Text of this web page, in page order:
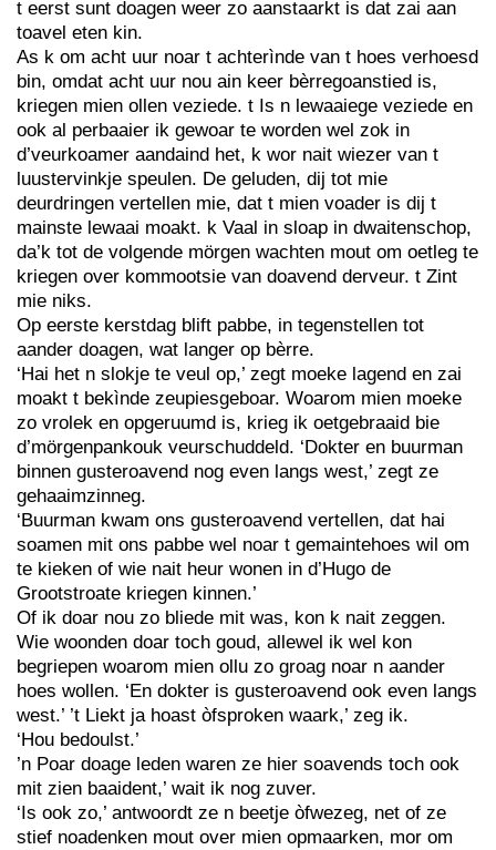
t eerst sunt doagen weer zo aanstaarkt is dat zai aan
toavel eten kin.
As k om acht uur noar t achterìnde van t hoes verhoesd
bin, omdat acht uur nou ain keer bèrregoanstied is,
kriegen mien ollen veziede. t Is n lewaaiege veziede en
ook al perbaaier ik gewoar te worden wel zok in
d’veurkoamer aandaind het, k wor nait wiezer van t
luustervinkje speulen. De geluden, dij tot mie
deurdringen vertellen mie, dat t mien voader is dij t
mainste lewaai moakt. k Vaal in sloap in dwaitenschop,
da’k tot de volgende mörgen wachten mout om oetleg te
kriegen over kommootsie van doavend derveur. t Zint
mie niks.
Op eerste kerstdag blift pabbe, in tegenstellen tot
aander doagen, wat langer op bèrre.
‘Hai het n slokje te veul op,’ zegt moeke lagend en zai
moakt t bekìnde zeupiesgeboar. Woarom mien moeke
zo vrolek en opgeruumd is, krieg ik oetgebraaid bie
d’mörgenpankouk veurschuddeld. ‘Dokter en buurman
binnen gusteroavend nog even langs west,’ zegt ze
gehaaimzinneg.
‘Buurman kwam ons gusteroavend vertellen, dat hai
soamen mit ons pabbe wel noar t gemaintehoes wil om
te kieken of wie nait heur wonen in d’Hugo de
Grootstroate kriegen kinnen.’
Of ik doar nou zo bliede mit was, kon k nait zeggen.
Wie woonden doar toch goud, allewel ik wel kon
begriepen woarom mien ollu zo groag noar n aander
hoes wollen. ‘En dokter is gusteroavend ook even langs
west.’ ’t Liekt ja hoast òfsproken waark,’ zeg ik.
‘Hou bedoulst.’
’n Poar doage leden waren ze hier soavends toch ook
mit zien baaident,’ wait ik nog zuver.
‘Is ook zo,’ antwoordt ze n beetje òfwezeg, net of ze
stief noadenken mout over mien opmaarken, mor om